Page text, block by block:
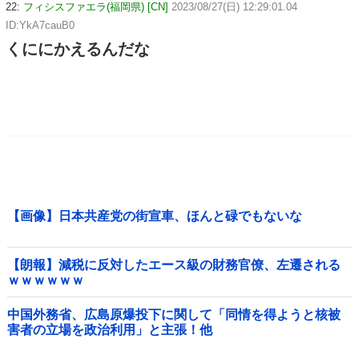
22: フィシスファエラ(福岡県) [CN] 2023/08/27(日) 12:29:01.04
ID:YkA7cauB0
くににかえるんだな
【画像】日本共産党の街宣車、ほんと碌でもないな
【朗報】減税に反対したエース級の財務官僚、左遷される
ｗｗｗｗｗｗ
中国外務省、広島原爆投下に関して「同情を得ようと核被
害者の立場を政治利用」と主張！他